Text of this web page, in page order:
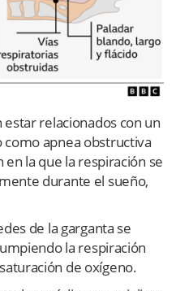
relacionados con un
apnea obstructiva
en la que la respiración se
durante el sueño,
de la garganta se
la respiración
de oxígeno.